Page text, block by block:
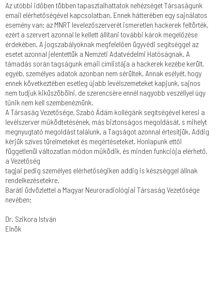
Az utóbbi időben többen tapasztalhattatok nehézséget Társaságunk
email elérhetőségével kapcsolatban. Ennek hátterében egy sajnálatos
esemény van: az MNRT levelezőszerverét ismeretlen hackerek feltörték,
ezért a szervert azonnal le kellett állítani további károk megelőzése
érdekében. A jogszabályoknak megfelelően ügyvédi segítséggel az
esetet azonnal jelentettük a Nemzeti Adatvédelmi Hatóságnak. A
támadás során tagságunk email címlistája a hackerek kezébe került,
egyéb, személyes adatok azonban nem sérültek. Annak esélyét, hogy
ennek következtében esetleg újabb levélszemeteket kapjunk, sajnos
nem tudjuk kiküszöbölni, de szerencsére ennél nagyobb veszéllyel úgy
tűnik nem kell szembenéznünk.
A Társaság Vezetősége, Szabó Ádám kollégánk segítségével keresi a
levélszerver működtetésének, más biztonságos megoldását, s mihelyt
megnyugtató megoldást találunk, a Tagságot azonnal értesítjük. Addig
kérjük szíves türelmeteket és megértéseteket. Honlapunk ettől
függetlenül változatlan módon működik, és minden funkciója elérhető,
a Vezetőség
tagjai pedig személyes elérhetőségiken addig is készséggel állnak
rendelkezésetekre.
Baráti üdvözlettel a Magyar Neuroradiológiai Társaság Vezetősége
nevében:
Dr. Szikora István
Elnök